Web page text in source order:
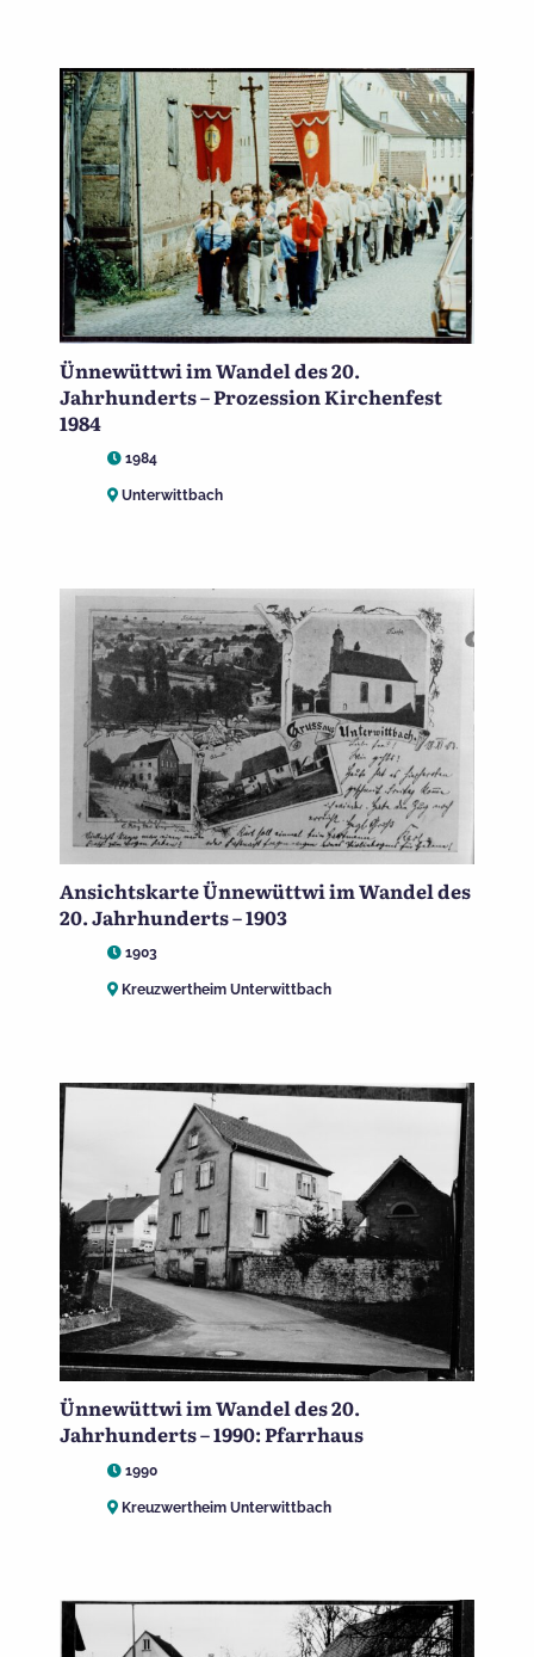
Ünnewüttwi im Wandel des 20.
Jahrhunderts – Prozession Kirchenfest
1984
1984
Unterwittbach
Ansichtskarte Ünnewüttwi im Wandel des
20. Jahrhunderts – 1903
1903
Kreuzwertheim Unterwittbach
Ünnewüttwi im Wandel des 20.
Jahrhunderts – 1990: Pfarrhaus
1990
Kreuzwertheim Unterwittbach